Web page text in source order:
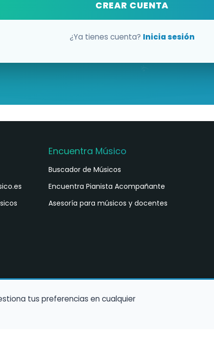
CREAR CUENTA
¿Ya tienes cuenta? Inicia sesión
Encuentra Músico
Buscador de Músicos
Encuentra Pianista Acompañante
Asesoría para músicos y docentes
tus preferencias en cualquier